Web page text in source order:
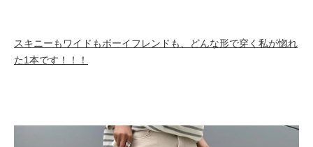
スキニーもワイドもボーイフレンドも、どんな形で穿く私が惚れ
た1本です！！！